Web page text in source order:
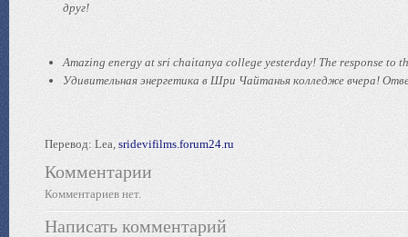
друг!
Amazing energy at sri chaitanya college yesterday! The response
Удивительная энергетика в Шри Чайтанья колледже вчера!
Перевод: Lea, sridevifilms.forum24.ru
Комментарии
Комментариев нет.
Написать комментарий